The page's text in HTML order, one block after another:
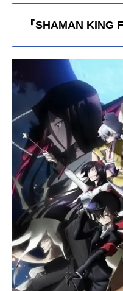
『SHAMAN KING